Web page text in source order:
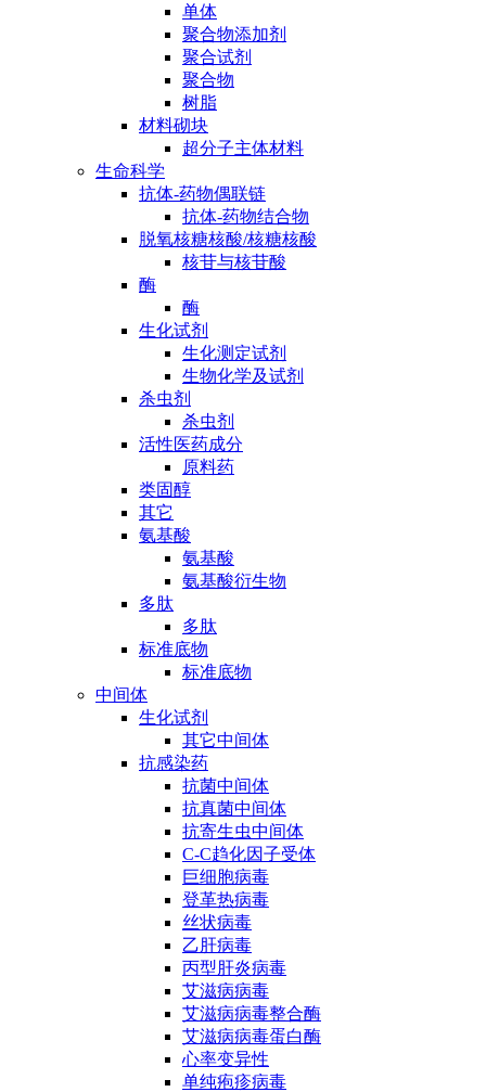
单体
聚合物添加剂
聚合试剂
聚合物
树脂
材料砌块
超分子主体材料
生命科学
抗体-药物偶联链
抗体-药物结合物
脱氧核糖核酸/核糖核酸
核苷与核苷酸
酶
酶
生化试剂
生化测定试剂
生物化学及试剂
杀虫剂
杀虫剂
活性医药成分
原料药
类固醇
其它
氨基酸
氨基酸
氨基酸衍生物
多肽
多肽
标准底物
标准底物
中间体
生化试剂
其它中间体
抗感染药
抗菌中间体
抗真菌中间体
抗寄生虫中间体
C-C趋化因子受体
巨细胞病毒
登革热病毒
丝状病毒
乙肝病毒
丙型肝炎病毒
艾滋病病毒
艾滋病病毒整合酶
艾滋病病毒蛋白酶
心率变异性
单纯疱疹病毒